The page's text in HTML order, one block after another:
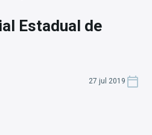
Estadual de
27 jul 2019